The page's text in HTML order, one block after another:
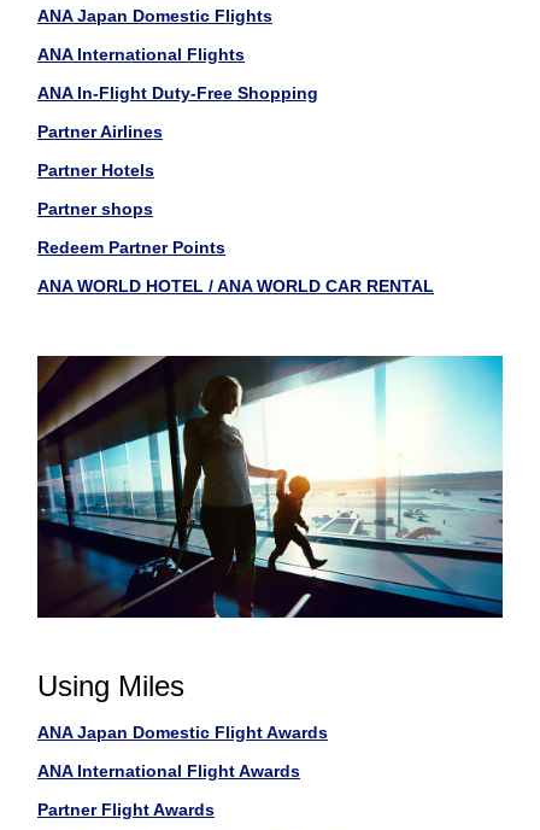
ANA Japan Domestic Flights
ANA International Flights
ANA In-Flight Duty-Free Shopping
Partner Airlines
Partner Hotels
Partner shops
Redeem Partner Points
ANA WORLD HOTEL / ANA WORLD CAR RENTAL
Using Miles
ANA Japan Domestic Flight Awards
ANA International Flight Awards
Partner Flight Awards